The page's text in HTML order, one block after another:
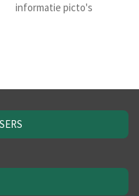
informatie picto's